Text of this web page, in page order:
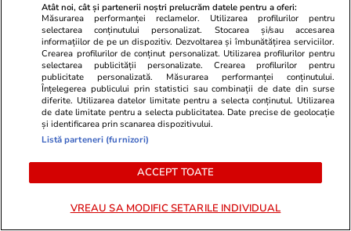
Advertorial
Smart is the new chic: Cum ne
ajută tehnologia să ne reinventăm
Advertorial
Înscrie-te
voucher de
PARTENERI
Atât noi, cât și partenerii noștri prelucrăm datele pentru a oferi:
Măsurarea performanței reclamelor. Utilizarea profilurilor pentru
selectarea conținutului personalizat. Stocarea și/sau accesarea
informațiilor de pe un dispozitiv. Dezvoltarea și îmbunătățirea serviciilor.
Crearea profilurilor de conținut personalizat. Utilizarea profilurilor pentru
selectarea publicității personalizate. Crearea profilurilor pentru
publicitate personalizată. Măsurarea performanței conținutului.
Înțelegerea publicului prin statistici sau combinații de date din surse
diferite. Utilizarea datelor limitate pentru a selecta conținutul. Utilizarea
de date limitate pentru a selecta publicitatea. Date precise de geolocație
și identificarea prin scanarea dispozitivului.
Listă parteneri (furnizori)
ACCEPT TOATE
VREAU SA MODIFIC SETARILE INDIVIDUAL